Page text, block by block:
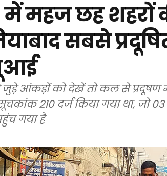
महज छह शहरों
सबसे
जुड़े आंकड़ों को देखें तो कल से प्रदूषण
210 दर्ज किया गया था, जो
गया है